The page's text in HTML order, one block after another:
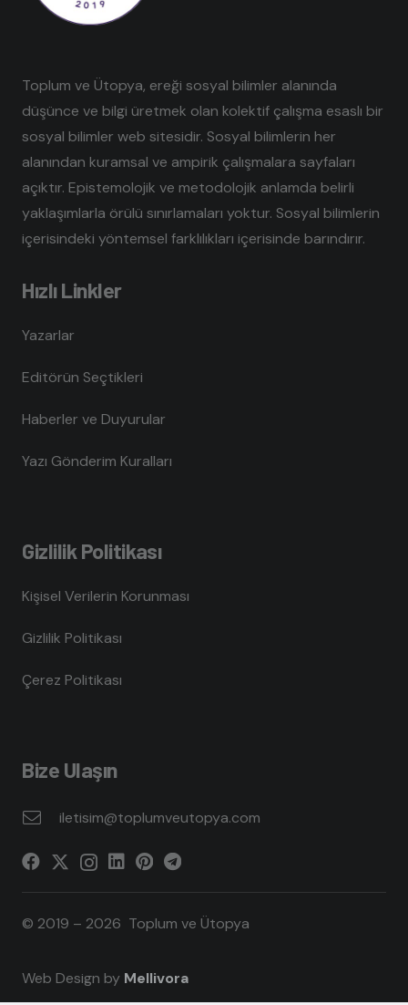
Toplum ve Ütopya, ereği sosyal bilimler alanında
düşünce ve bilgi üretmek olan kolektif çalışma esaslı bir
sosyal bilimler web sitesidir. Sosyal bilimlerin her
alanından kuramsal ve ampirik çalışmalara sayfaları
açıktır. Epistemolojik ve metodolojik anlamda belirli
yaklaşımlarla örülü sınırlamaları yoktur. Sosyal bilimlerin
içerisindeki yöntemsel farklılıkları içerisinde barındırır.
Hızlı Linkler
Yazarlar
Editörün Seçtikleri
Haberler ve Duyurular
Yazı Gönderim Kuralları
Gizlilik Politikası
Kişisel Verilerin Korunması
Gizlilik Politikası
Çerez Politikası
Bize Ulaşın
iletisim@toplumveutopya.com
© 2019 – 2026 Toplum ve Ütopya
Web Design by Mellivora